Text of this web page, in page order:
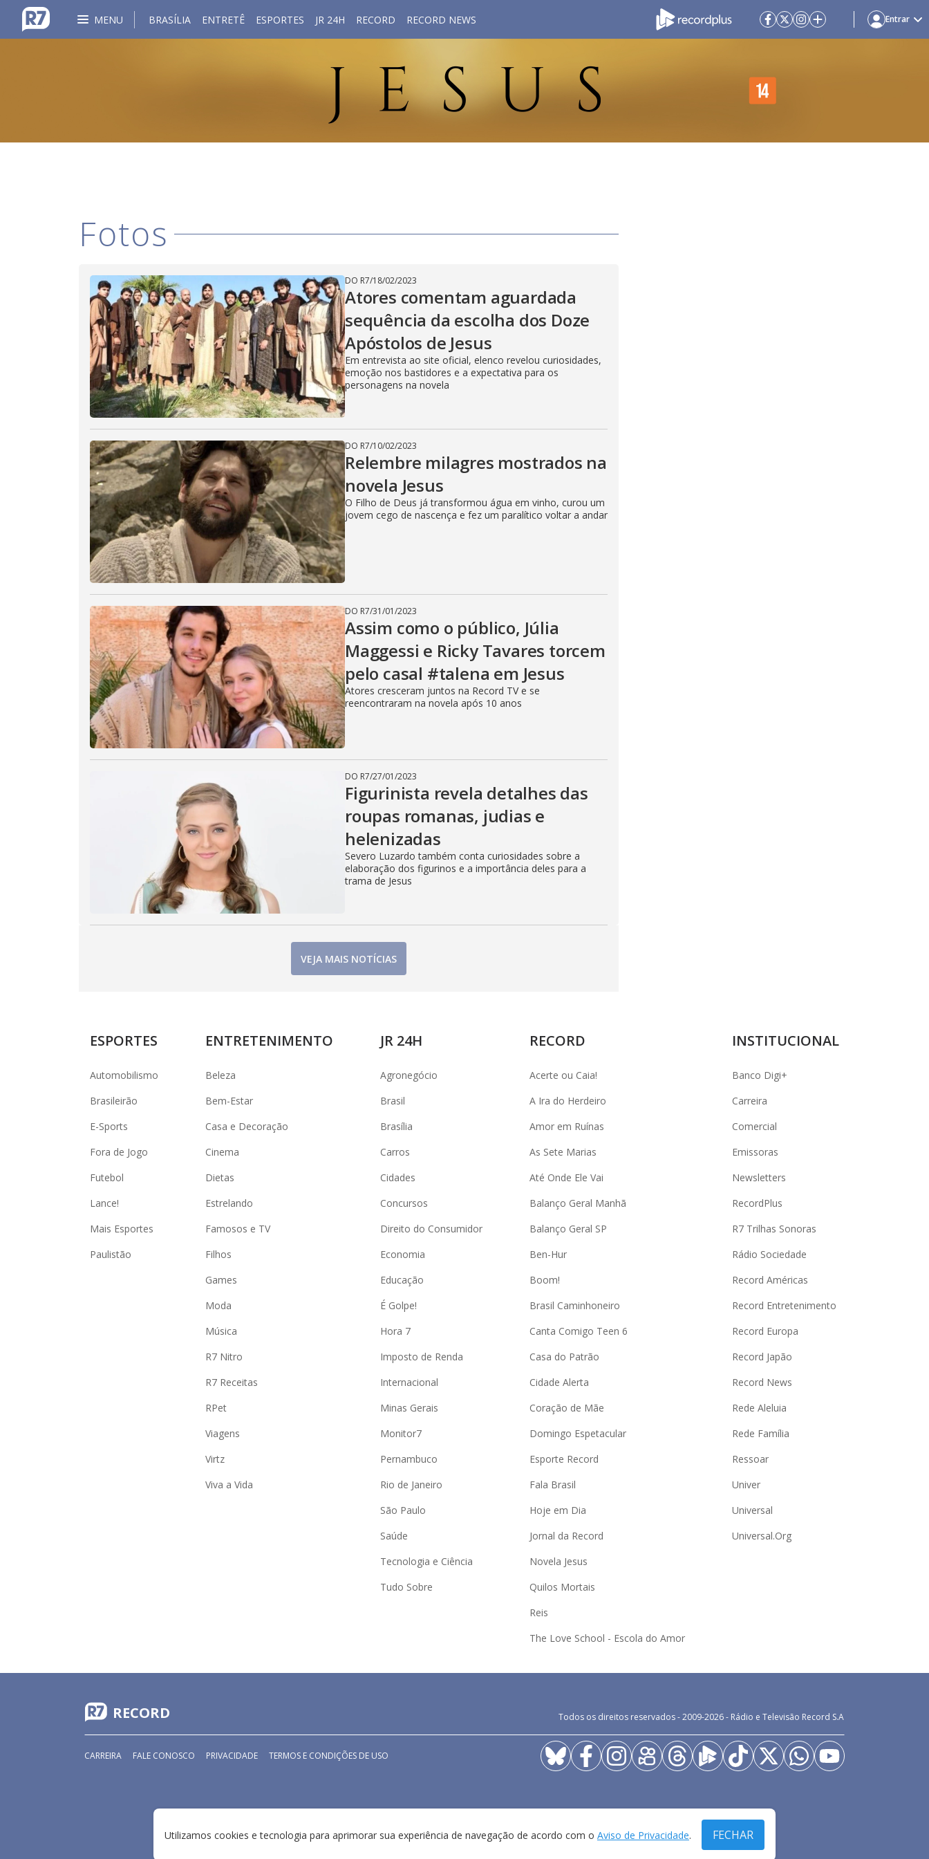
MENU BRASÍLIA ENTRETÊ ESPORTES JR 24H RECORD RECORD NEWS Entrar
Fotos
DO R7/18/02/2023
Atores comentam aguardada
sequência da escolha dos Doze
Apóstolos de Jesus
Em entrevista ao site oficial, elenco revelou curiosidades,
emoção nos bastidores e a expectativa para os
personagens na novela
DO R7/10/02/2023
Relembre milagres mostrados na
novela Jesus
O Filho de Deus já transformou água em vinho, curou um
jovem cego de nascença e fez um paralítico voltar a andar
DO R7/31/01/2023
Assim como o público, Júlia
Maggessi e Ricky Tavares torcem
pelo casal #talena em Jesus
Atores cresceram juntos na Record TV e se
reencontraram na novela após 10 anos
DO R7/27/01/2023
Figurinista revela detalhes das
roupas romanas, judias e
helenizadas
Severo Luzardo também conta curiosidades sobre a
elaboração dos figurinos e a importância deles para a
trama de Jesus
VEJA MAIS NOTÍCIAS
ESPORTES
Automobilismo
Brasileirão
E-Sports
Fora de Jogo
Futebol
Lance!
Mais Esportes
Paulistão
ENTRETENIMENTO
Beleza
Bem-Estar
Casa e Decoração
Cinema
Dietas
Estrelando
Famosos e TV
Filhos
Games
Moda
Música
R7 Nitro
R7 Receitas
RPet
Viagens
Virtz
Viva a Vida
JR 24H
Agronegócio
Brasil
Brasília
Carros
Cidades
Concursos
Direito do Consumidor
Economia
Educação
É Golpe!
Hora 7
Imposto de Renda
Internacional
Minas Gerais
Monitor7
Pernambuco
Rio de Janeiro
São Paulo
Saúde
Tecnologia e Ciência
Tudo Sobre
RECORD
Acerte ou Caia!
A Ira do Herdeiro
Amor em Ruínas
As Sete Marias
Até Onde Ele Vai
Balanço Geral Manhã
Balanço Geral SP
Ben-Hur
Boom!
Brasil Caminhoneiro
Canta Comigo Teen 6
Casa do Patrão
Cidade Alerta
Coração de Mãe
Domingo Espetacular
Esporte Record
Fala Brasil
Hoje em Dia
Jornal da Record
Novela Jesus
Quilos Mortais
Reis
The Love School - Escola do Amor
INSTITUCIONAL
Banco Digi+
Carreira
Comercial
Emissoras
Newsletters
RecordPlus
R7 Trilhas Sonoras
Rádio Sociedade
Record Américas
Record Entretenimento
Record Europa
Record Japão
Record News
Rede Aleluia
Rede Família
Ressoar
Univer
Universal
Universal.Org
RECORD Todos os direitos reservados - 2009-2026- Rádio e Televisão Record S.A
CARREIRA FALE CONOSCO PRIVACIDADE TERMOS E CONDIÇÕES DE USO
Utilizamos cookies e tecnologia para aprimorar sua experiência de navegação de acordo com o Aviso de Privacidade. FECHAR